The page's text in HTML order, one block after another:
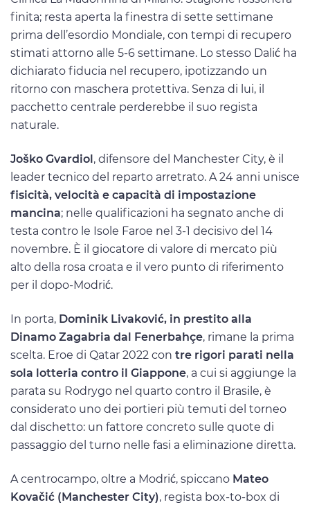
finita; resta aperta la finestra di sette settimane
prima dell’esordio Mondiale, con tempi di recupero
stimati attorno alle 5-6 settimane. Lo stesso Dalić ha
dichiarato fiducia nel recupero, ipotizzando un
ritorno con maschera protettiva. Senza di lui, il
pacchetto centrale perderebbe il suo regista
naturale.
Joško Gvardiol, difensore del Manchester City, è il
leader tecnico del reparto arretrato. A 24 anni unisce
fisicità, velocità e capacità di impostazione
mancina; nelle qualificazioni ha segnato anche di
testa contro le Isole Faroe nel 3-1 decisivo del 14
novembre. È il giocatore di valore di mercato più
alto della rosa croata e il vero punto di riferimento
per il dopo-Modrić.
In porta, Dominik Livaković, in prestito alla
Dinamo Zagabria dal Fenerbahçe, rimane la prima
scelta. Eroe di Qatar 2022 con tre rigori parati nella
sola lotteria contro il Giappone, a cui si aggiunge la
parata su Rodrygo nel quarto contro il Brasile, è
considerato uno dei portieri più temuti del torneo
dal dischetto: un fattore concreto sulle quote di
passaggio del turno nelle fasi a eliminazione diretta.
A centrocampo, oltre a Modrić, spiccano Mateo
Kovačić (Manchester City), regista box-to-box di